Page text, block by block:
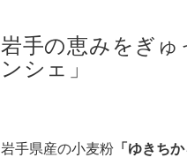
岩手の恵みをぎ
ンシェ」
岩手県産の小麦粉 「ゆきちか